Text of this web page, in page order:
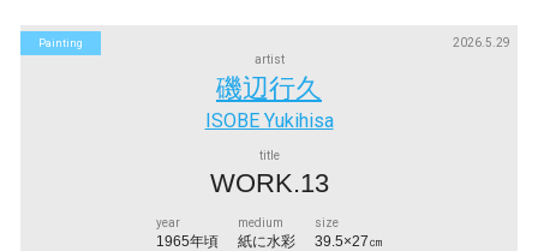
Painting
2026.5.29
artist
磯辺行久
ISOBE Yukihisa
title
WORK.13
year
1965年頃
medium
紙に水彩
size
39.5×27㎝